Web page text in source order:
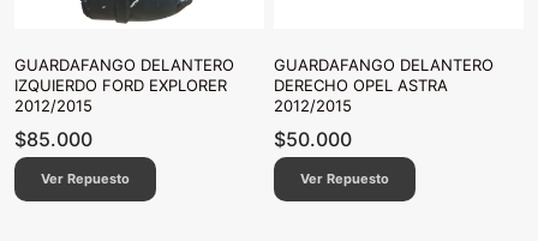
GUARDAFANGO DELANTERO
IZQUIERDO FORD EXPLORER
2012/2015
$85.000
Ver Repuesto
GUARDAFANGO DELANTERO
DERECHO OPEL ASTRA
2012/2015
$50.000
Ver Repuesto